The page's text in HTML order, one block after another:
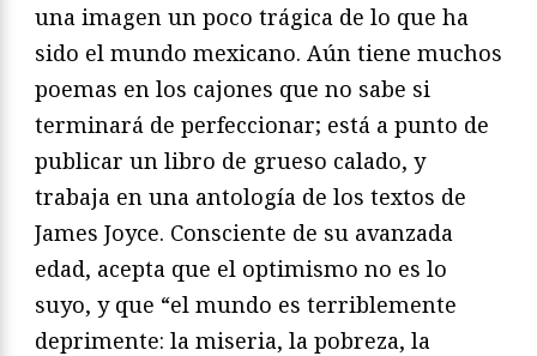
una imagen un poco trágica de lo que ha
sido el mundo mexicano. Aún tiene muchos
poemas en los cajones que no sabe si
terminará de perfeccionar; está a punto de
publicar un libro de grueso calado, y
trabaja en una antología de los textos de
James Joyce. Consciente de su avanzada
edad, acepta que el optimismo no es lo
suyo, y que “el mundo es terriblemente
deprimente: la miseria, la pobreza, la